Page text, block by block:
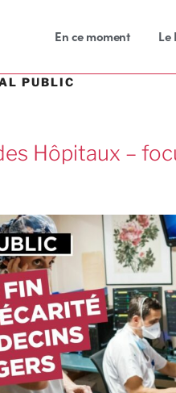
En ce moment Le
PUBLIC
Hôpitaux –